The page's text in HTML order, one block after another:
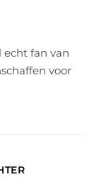
fan van
voor